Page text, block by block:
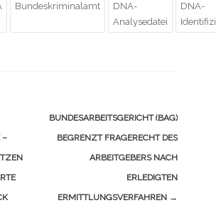
Bundeskriminalamt
DNA-
Analysedatei
DNA-
–
BUNDESARBEITSGERICHT (BAG)
BEGRENZT FRAGERECHT DES
ARBEITGEBERS NACH
ERLEDIGTEN
ERMITTLUNGSVERFAHREN →